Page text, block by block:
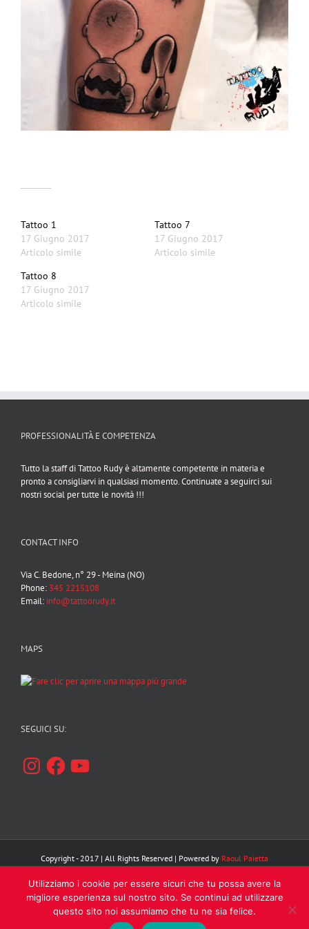
Tattoo 1
17 Giugno 2017
Articolo simile
Tattoo 7
17 Giugno 2017
Articolo simile
Tattoo 8
17 Giugno 2017
Articolo simile
PROFESSIONALITÀ E COMPETENZA
Tutto la staff di Tattoo Rudy è altamente competente in materia e
pronto a consigliarvi in qualsiasi momento. Continuate a seguirci sui
nostri social per tutte le novità !!!
CONTACT INFO
Via C. Bedone, n° 29 - Meina (NO)
Phone: 345 2215108
Email: info@tattoorudy.it
MAPS
SEGUICI SU:
InstagramFacebookYouTube
Copyright - 2017 | All Rights Reserved | Powered by Raoul Paietta
FacebookInstagram
YouTube
Utilizziamo i cookie per essere sicuri che tu possa avere la
migliore esperienza sul nostro sito. Se continui ad utilizzare
questo sito noi assumiamo che tu ne sia felice.